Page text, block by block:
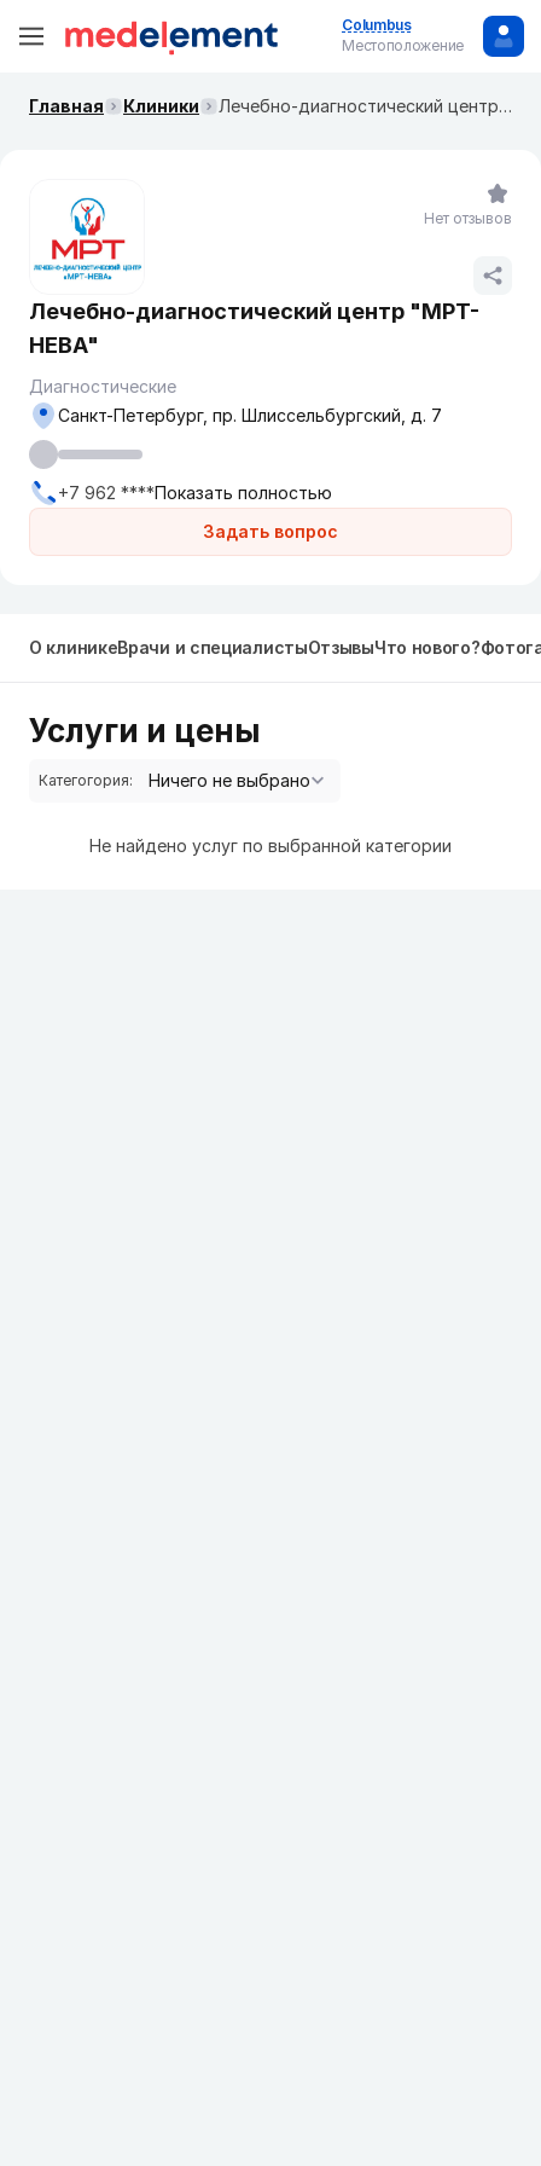
Columbus
Местоположение
Главная Клиники Лечебно-диагностический центр "МРТ-НЕВА"
Лечебно-диагностический центр "МРТ-
НЕВА"
Диагностические
Задать вопрос
Санкт-Петербург, пр. Шлиссельбургский, д. 7
+7 962 ****Показать полностью
Нет отзывов
О клиникеВрачи и специалистыОтзывыЧто нового?
Услуги и цены
Категогория:
Не найдено услуг по выбранной категории